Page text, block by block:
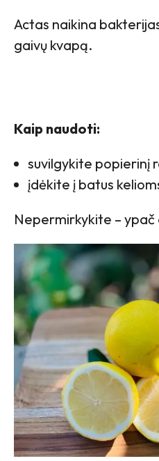
Actas naikina
gaivų kvapą.
Kaip naudoti:
suvilgykite popierinį
įdėkite į batus
Nepermirkykite – ypač